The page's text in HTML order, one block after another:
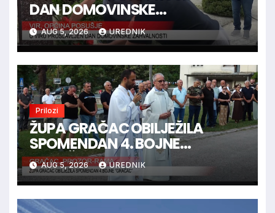
DAN DOMOVINSKE
ZAHVALNOSTI
AUG 5, 2026 UREDNIK
Prilozi
ŽUPA GRAČAC OBILJEŽILA
SPOMENDAN 4. BOJNE
“GRAČAC”
AUG 5, 2026 UREDNIK